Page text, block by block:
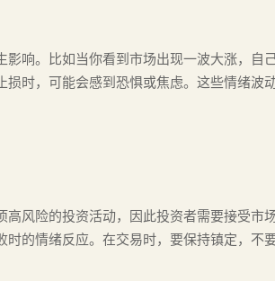
响。比如当你看到市场出现一波大涨，自
时，可能会感到恐惧或焦虑。这些情绪波
风险的投资活动，因此投资者需要接受市
的情绪反应。在交易时，要保持镇定，不